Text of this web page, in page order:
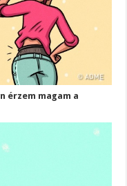
érzem magam a